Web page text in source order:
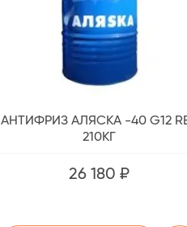
АНТИФРИЗ АЛЯСКА -40 G12
210КГ
26 180 ₽